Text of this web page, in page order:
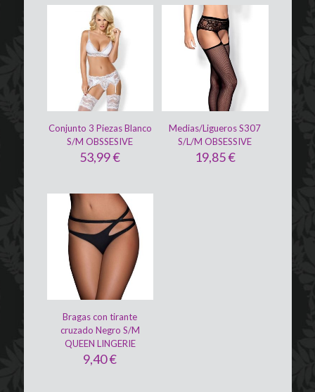
Conjunto 3 Piezas Blanco
S/M OBSSESIVE
53,99€
Medias/Ligueros S307
S/L/M OBSESSIVE
19,85€
Bragas con tirante
cruzado Negro S/M
QUEEN LINGERIE
9,40€